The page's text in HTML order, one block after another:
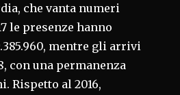
che vanta numeri
le presenze hanno
mentre gli arrivi
con una permanenza
Rispetto al 2016,